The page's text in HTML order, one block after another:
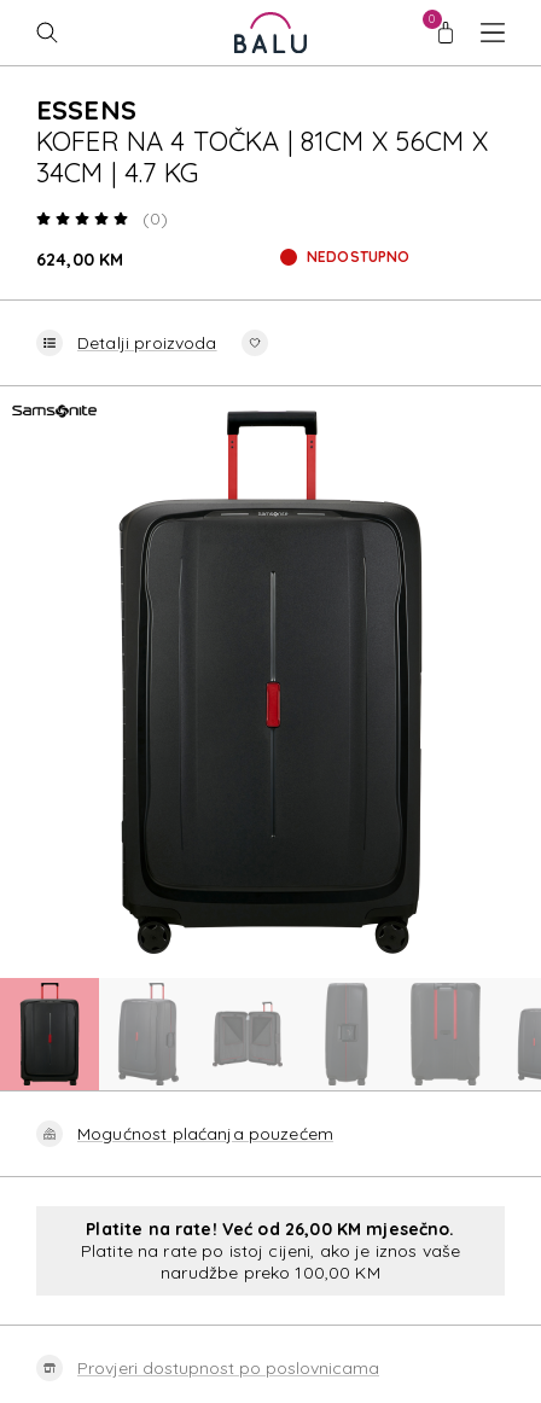
0
ESSENS
KOFER NA 4 TOČKA | 81CM X 56CM X
34CM | 4.7 KG
(0)
624,00 KM
NEDOSTUPNO
Detalji proizvoda
Mogućnost plaćanja pouzećem
Platite na rate! Već od 26,00 KM mjesečno.
Platite na rate po istoj cijeni, ako je iznos vaše
narudžbe preko 100,00 KM
Provjeri dostupnost po poslovnicama